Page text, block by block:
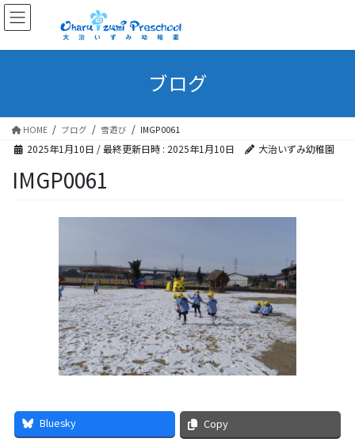
ブログ
HOME ブログ 雪遊び IMGP0061
2025年1月10日 / 最終更新日時 : 2025年1月10日 大治いずみ幼稚園
IMGP0061
Bluesky Copy